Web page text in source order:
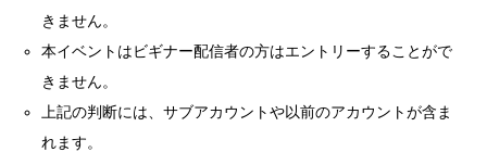
きません。
本イベントはビギナー配信者の方はエントリーすることがで
きません。
上記の判断には、サブアカウントや以前のアカウントが含ま
れます。